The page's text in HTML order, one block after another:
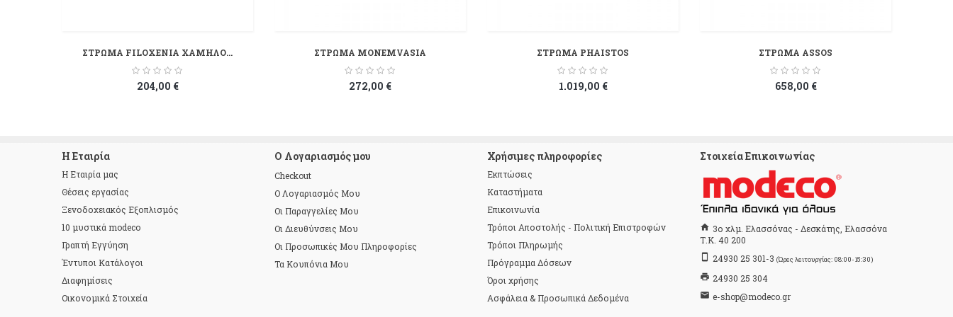
ΣΤΡΩΜΑ FILOXENIA ΧΑΜΗΛΟ...
204,00 €
ΣΤΡΩΜΑ MONEMVASIA
272,00 €
ΣΤΡΩΜΑ PHAISTOS
1.019,00 €
ΣΤΡΩΜΑ ASSOS
658,00 €
Η Εταιρία
Η Εταιρία μας
Θέσεις εργασίας
Ξενοδοχειακός Εξοπλισμός
10 μυστικά modeco
Γραπτή Εγγύηση
Έντυποι Κατάλογοι
Διαφημίσεις
Οικονομικά Στοιχεία
Ο Λογαριασμός μου
Checkout
Ο Λογαριασμός Μου
Οι Παραγγελίες Μου
Οι Διευθύνσεις Μου
Οι Προσωπικές Μου Πληροφορίες
Τα Κουπόνια Μου
Χρήσιμες πληροφορίες
Εκπτώσεις
Καταστήματα
Επικοινωνία
Τρόποι Αποστολής - Πολιτική Επιστροφών
Τρόποι Πληρωμής
Πρόγραμμα Δόσεων
Όροι χρήσης
Ασφάλεια & Προσωπικά Δεδομένα
Στοιχεία Επικοινωνίας
home 3ο χλμ. Ελασσόνας - Δεσκάτης, Ελασσόνα
Τ.Κ. 40 200
stay_primary_portrait 24930 25 301-3 (Ώρες λειτουργίας: 08:00-15:30)
print 24930 25 304
email e-shop@modeco.gr